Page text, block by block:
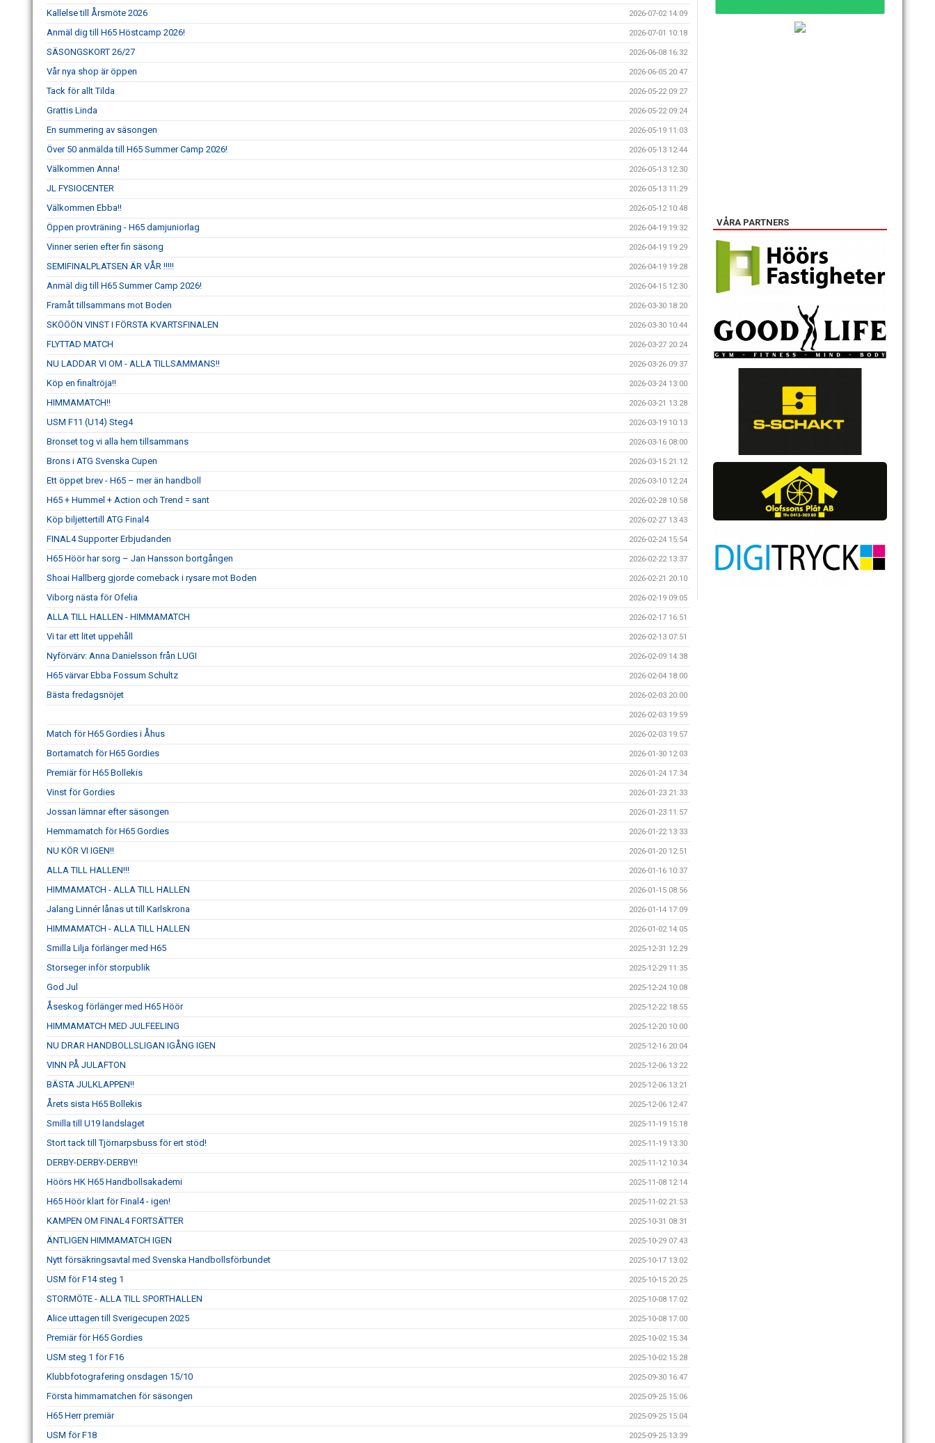
Kallelse till Årsmöte 2026 2026-07-02 14:09
Anmäl dig till H65 Höstcamp 2026! 2026-07-01 10:18
SÄSONGSKORT 26/27 2026-06-08 16:32
Vår nya shop är öppen 2026-06-05 20:47
Tack för allt Tilda 2026-05-22 09:27
Grattis Linda 2026-05-22 09:24
En summering av säsongen 2026-05-19 11:03
Över 50 anmälda till H65 Summer Camp 2026! 2026-05-13 12:44
Välkommen Anna! 2026-05-13 12:30
JL FYSIOCENTER 2026-05-13 11:29
Välkommen Ebba!! 2026-05-12 10:48
Öppen provträning - H65 damjuniorlag 2026-04-19 19:32
Vinner serien efter fin säsong 2026-04-19 19:29
SEMIFINALPLATSEN ÄR VÅR !!!!! 2026-04-19 19:28
Anmäl dig till H65 Summer Camp 2026! 2026-04-15 12:30
Framåt tillsammans mot Boden 2026-03-30 18:20
SKÖÖÖN VINST I FÖRSTA KVARTSFINALEN 2026-03-30 10:44
FLYTTAD MATCH 2026-03-27 20:24
NU LADDAR VI OM - ALLA TILLSAMMANS!! 2026-03-26 09:37
Köp en finaltröja!! 2026-03-24 13:00
HIMMAMATCH!! 2026-03-21 13:28
USM F11 (U14) Steg4 2026-03-19 10:13
Bronset tog vi alla hem tillsammans 2026-03-16 08:00
Brons i ATG Svenska Cupen 2026-03-15 21:12
Ett öppet brev - H65 – mer än handboll 2026-03-10 12:24
H65 + Hummel + Action och Trend = sant 2026-02-28 10:58
Köp biljettertill ATG Final4 2026-02-27 13:43
FINAL4 Supporter Erbjudanden 2026-02-24 15:54
H65 Höör har sorg – Jan Hansson bortgången 2026-02-22 13:37
Shoai Hallberg gjorde comeback i rysare mot Boden 2026-02-21 20:10
Viborg nästa för Ofelia 2026-02-19 09:05
ALLA TILL HALLEN - HIMMAMATCH 2026-02-17 16:51
Vi tar ett litet uppehåll 2026-02-13 07:51
Nyförvärv: Anna Danielsson från LUGI 2026-02-09 14:38
H65 värvar Ebba Fossum Schultz 2026-02-04 18:00
Bästa fredagsnöjet 2026-02-03 20:00
2026-02-03 19:59
Match för H65 Gordies i Åhus 2026-02-03 19:57
Bortamatch för H65 Gordies 2026-01-30 12:03
Premiär för H65 Bollekis 2026-01-24 17:34
Vinst för Gordies 2026-01-23 21:33
Jossan lämnar efter säsongen 2026-01-23 11:57
Hemmamatch för H65 Gordies 2026-01-22 13:33
NU KÖR VI IGEN!! 2026-01-20 12:51
ALLA TILL HALLEN!!! 2026-01-16 10:37
HIMMAMATCH - ALLA TILL HALLEN 2026-01-15 08:56
Jalang Linnér lånas ut till Karlskrona 2026-01-14 17:09
HIMMAMATCH - ALLA TILL HALLEN 2026-01-02 14:05
Smilla Lilja förlänger med H65 2025-12-31 12:29
Storseger inför storpublik 2025-12-29 11:35
God Jul 2025-12-24 10:08
Åseskog förlänger med H65 Höör 2025-12-22 18:55
HIMMAMATCH MED JULFEELING 2025-12-20 10:00
NU DRAR HANDBOLLSLIGAN IGÅNG IGEN 2025-12-16 20:04
VINN PÅ JULAFTON 2025-12-06 13:22
BÄSTA JULKLAPPEN!! 2025-12-06 13:21
Årets sista H65 Bollekis 2025-12-06 12:47
Smilla till U19 landslaget 2025-11-19 15:18
Stort tack till Tjörnarpsbuss för ert stöd! 2025-11-19 13:30
DERBY-DERBY-DERBY!! 2025-11-12 10:34
Höörs HK H65 Handbollsakademi 2025-11-08 12:14
H65 Höör klart för Final4 - igen! 2025-11-02 21:53
KAMPEN OM FINAL4 FORTSÄTTER 2025-10-31 08:31
ÄNTLIGEN HIMMAMATCH IGEN 2025-10-29 07:43
Nytt försäkringsavtal med Svenska Handbollsförbundet 2025-10-17 13:02
USM för F14 steg 1 2025-10-15 20:25
STORMÖTE - ALLA TILL SPORTHALLEN 2025-10-08 17:02
Alice uttagen till Sverigecupen 2025 2025-10-08 17:00
Premiär för H65 Gordies 2025-10-02 15:34
USM steg 1 för F16 2025-10-02 15:28
Klubbfotografering onsdagen 15/10 2025-09-30 16:47
Första himmamatchen för säsongen 2025-09-25 15:06
H65 Herr premiär 2025-09-25 15:04
USM för F18 2025-09-25 13:39
VÅRA PARTNERS